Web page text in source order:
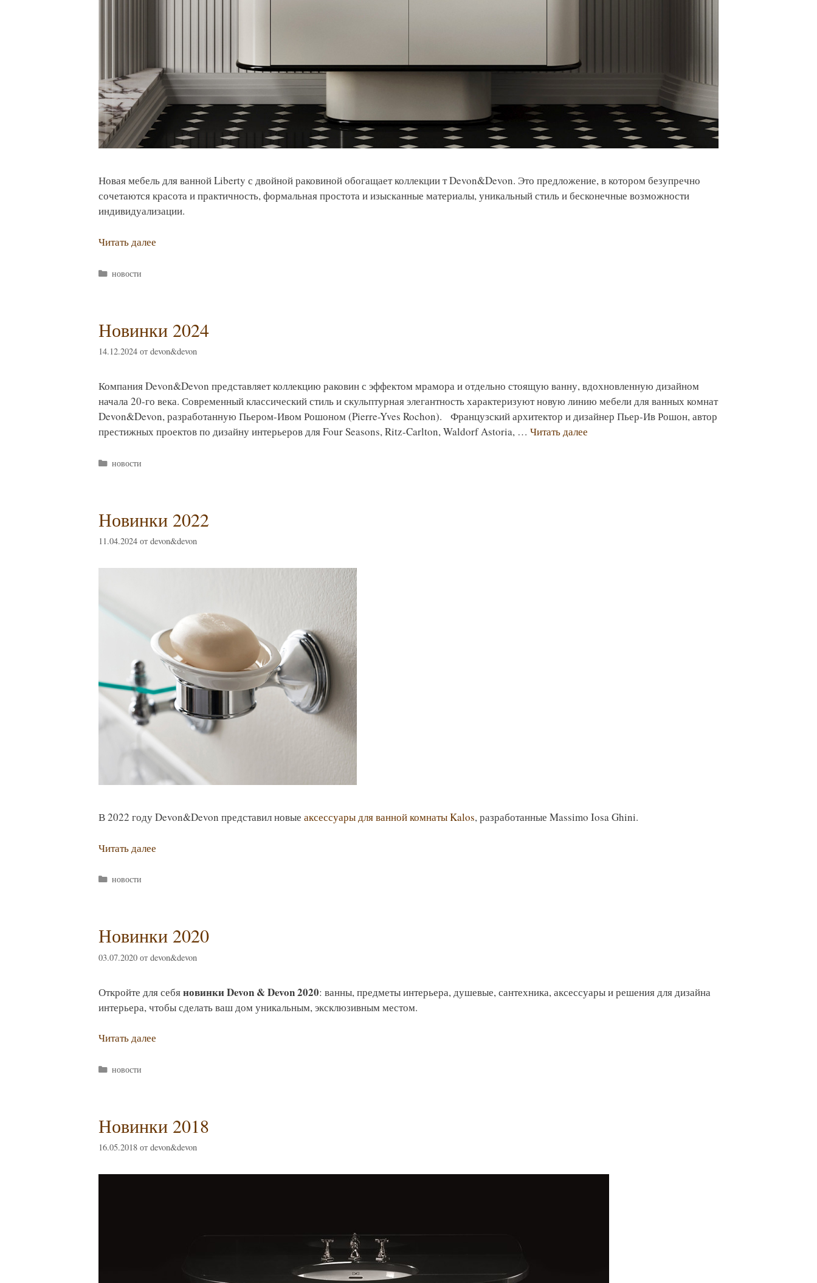
Новая мебель для ванной Liberty с двойной раковиной обогащает коллекции т Devon&Devon. Это предложение, в котором безупречно
сочетаются красота и практичность, формальная простота и изысканные материалы, уникальный стиль и бесконечные возможности
индивидуализации.
Читать далее
Рубрики
новости
Новинки 2024
14.12.2024 от devon&devon
Компания Devon&Devon представляет коллекцию раковин с эффектом мрамора и отдельно стоящую ванну, вдохновленную дизайном
начала 20-го века. Современный классический стиль и скульптурная элегантность характеризуют новую линию мебели для ванных комнат
Devon&Devon, разработанную Пьером-Ивом Рошоном (Pierre-Yves Rochon). Французский архитектор и дизайнер Пьер-Ив Рошон, автор
престижных проектов по дизайну интерьеров для Four Seasons, Ritz-Carlton, Waldorf Astoria, … Читать далее
Рубрики
новости
Новинки 2022
11.04.2024 от devon&devon
В 2022 году Devon&Devon представил новые аксессуары для ванной комнаты Kalos, разработанные Massimo Iosa Ghini.
Читать далее
Рубрики
новости
Новинки 2020
03.07.2020 от devon&devon
Откройте для себяновинки Devon & Devon 2020: ванны, предметы интерьера, душевые, сантехника, аксессуары и решения для дизайна
интерьера, чтобы сделать ваш дом уникальным, эксклюзивным местом.
Читать далее
Рубрики
новости
Новинки 2018
16.05.2018 от devon&devon